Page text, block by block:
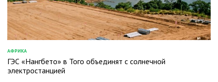
ОПУБЛИКОВАНО
В
АФРИКА
ГЭС «Нангбето» в Того объединят с солнечной
электростанцией